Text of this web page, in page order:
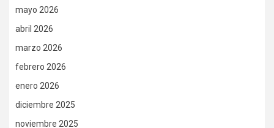
mayo 2026
abril 2026
marzo 2026
febrero 2026
enero 2026
diciembre 2025
noviembre 2025